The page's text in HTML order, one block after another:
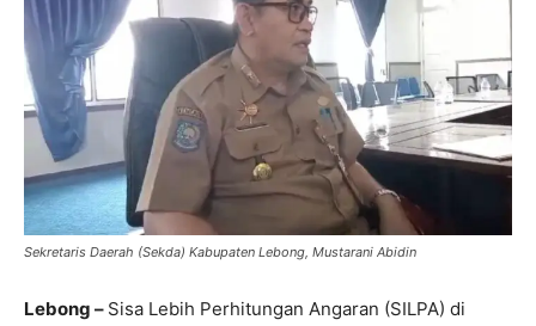
Sekretaris Daerah (Sekda) Kabupaten Lebong, Mustarani Abidin
Lebong – Sisa Lebih Perhitungan Angaran (SILPA) di